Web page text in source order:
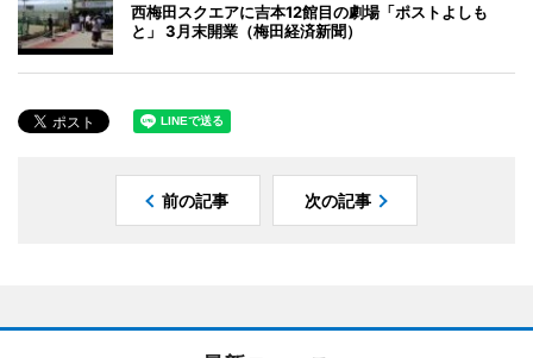
西梅田スクエアに吉本12館目の劇場「ポストよしも
と」 3月末開業（梅田経済新聞）
前の記事 次の記事